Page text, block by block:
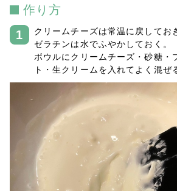
作り方
クリームチーズは常温に戻してお
ゼラチンは水でふやかしておく。
ボウルにクリームチーズ・砂糖・
ト・生クリームを入れてよく混ぜ